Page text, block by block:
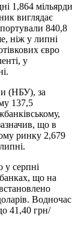
1,864 мільярди
виглядає
840,8
ніж у липні
євро
у
(НБУ), за
137,5
що в
ринку 2,679
у серпні
що на
Водночас
41,40 грн/